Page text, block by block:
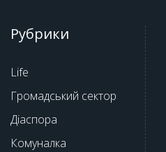
Рубрики
Life
Громадський сектор
Діаспора
Комуналка